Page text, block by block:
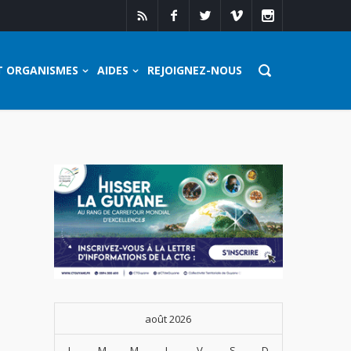
ORGANISMES AIDES REJOIGNEZ-NOUS
août 2026